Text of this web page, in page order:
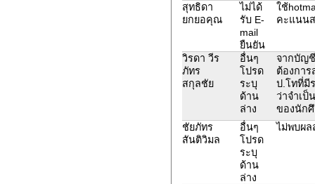
สุทธิดา
ยกยอคุณ
ไม่ได้
รับ E-
mail
ยืนยัน
ใช้
คะแนน
วิรดา วีร
ภัทร
สกุลชัย
อื่นๆ
โปรด
ระบุ
ด้าน
ล่าง
จากบัญ
ต้องกา
ป.โทที่มี
ว่าจำเป็
ของนัก
ชัยภัทร
สันติวิมล
อื่นๆ
โปรด
ระบุ
ด้าน
ล่าง
ไม่พบผล